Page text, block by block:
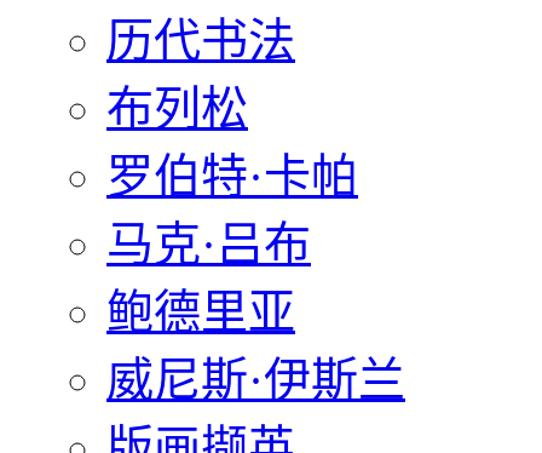
历代书法
布列松
罗伯特·卡帕
马克·吕布
鲍德里亚
威尼斯·伊斯兰